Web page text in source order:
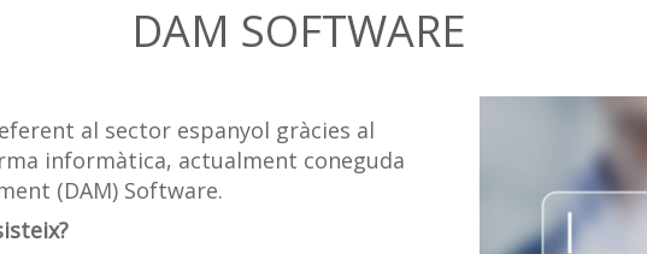
DAM SOFTWARE
al sector espanyol gràcies al
informàtica, actualment coneguda
(DAM) Software.